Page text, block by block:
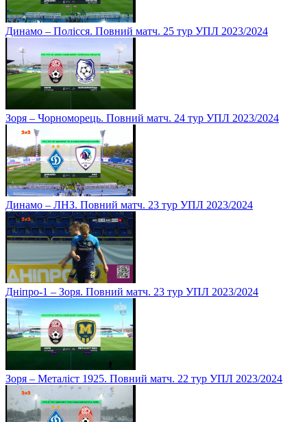
Динамо – Полісся. Повний матч. 25 тур УПЛ 2023/2024
Зоря – Чорноморець. Повний матч. 24 тур УПЛ 2023/2024
Динамо – ЛНЗ. Повний матч. 23 тур УПЛ 2023/2024
Дніпро-1 – Зоря. Повний матч. 23 тур УПЛ 2023/2024
Зоря – Металіст 1925. Повний матч. 22 тур УПЛ 2023/2024